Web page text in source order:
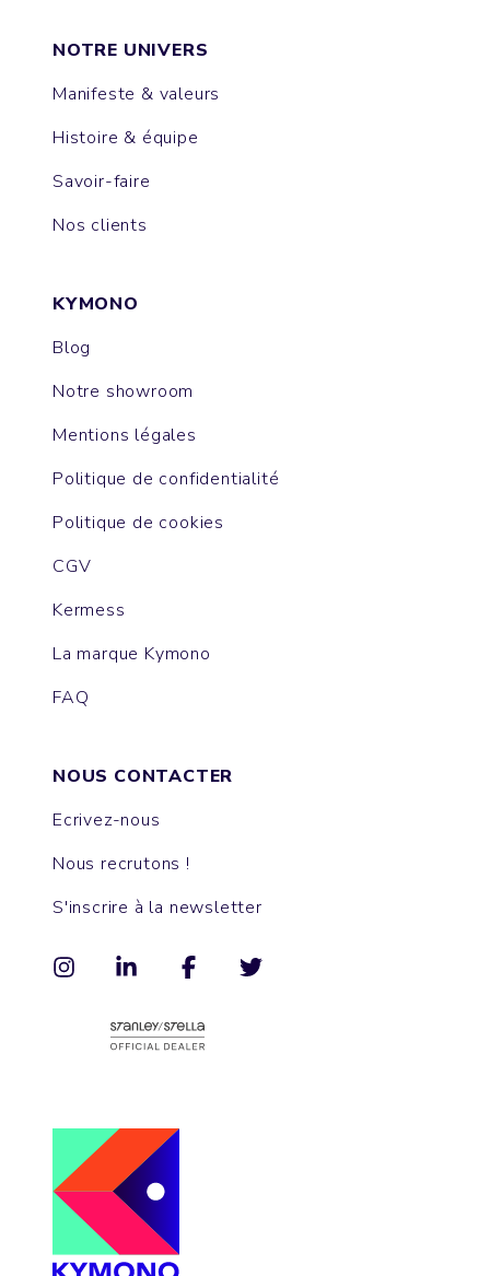
NOTRE UNIVERS
Manifeste & valeurs
Histoire & équipe
Savoir-faire
Nos clients
KYMONO
Blog
Notre showroom
Mentions légales
Politique de confidentialité
Politique de cookies
CGV
Kermess
La marque Kymono
FAQ
NOUS CONTACTER
Ecrivez-nous
Nous recrutons !
S'inscrire à la newsletter